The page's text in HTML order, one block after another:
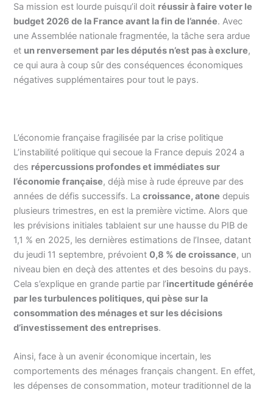
Sa mission est lourde puisqu’il doit réussir à faire voter le
budget 2026 de la France avant la fin de l’année. Avec
une Assemblée nationale fragmentée, la tâche sera ardue
et un renversement par les députés n’est pas à exclure,
ce qui aura à coup sûr des conséquences économiques
négatives supplémentaires pour tout le pays.
L’économie française fragilisée par la crise politique
L’instabilité politique qui secoue la France depuis 2024 a
des répercussions profondes et immédiates sur
l’économie française, déjà mise à rude épreuve par des
années de défis successifs. Lacroissance, atone depuis
plusieurs trimestres, en est la première victime. Alors que
les prévisions initiales tablaient sur une hausse du PIB de
1,1 % en 2025, les dernières estimations de l’Insee, datant
du jeudi 11 septembre, prévoient0,8 % de croissance, un
niveau bien en deçà des attentes et des besoins du pays.
Cela s’explique en grande partie par l’incertitude générée
par les turbulences politiques, qui pèse sur la
consommation des ménages et sur les décisions
d’investissement des entreprises.
Ainsi, face à un avenir économique incertain, les
comportements des ménages français changent. En effet,
les dépenses de consommation, moteur traditionnel de la